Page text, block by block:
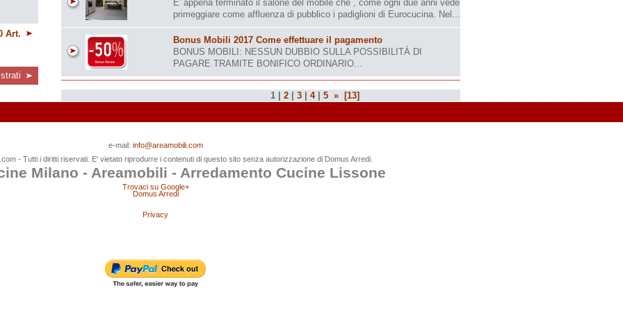
Art.
E' appena terminato il salone del mobile che , come ogni due anni vede
primeggiare come affluenza di pubblico i padiglioni di Eurocucina. Nel...
Bonus Mobili 2017 Come effettuare il pagamento
BONUS MOBILI: NESSUN DUBBIO SULLA POSSIBILITÀ DI
PAGARE TRAMITE BONIFICO ORDINARIO...
1| 2| 3| 4| 5 » [13]
e-mail: info@areamobili.com
- Tutti i diritti riservati. E' vietato riprodurre i contenuti di questo sito senza autorizzazione di Domus Arredi.
Milano - Areamobili - Arredamento Cucine Lissone
Trovaci su Google+
Domus Arredi
Privacy